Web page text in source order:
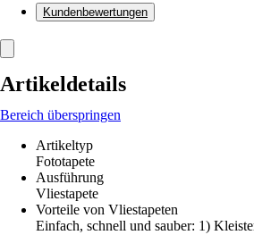
Kundenbewertungen
Artikeldetails
Bereich überspringen
Artikeltyp
Fototapete
Ausführung
Vliestapete
Vorteile von Vliestapeten
Einfach, schnell und sauber: 1)